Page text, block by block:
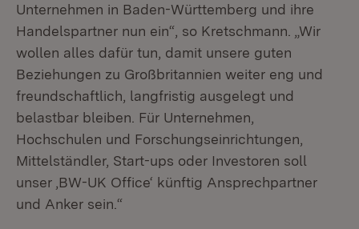
Unternehmen in Baden-Württemberg und ihre
Handelspartner nun ein“, so Kretschmann. „Wir
wollen alles dafür tun, damit unsere guten
Beziehungen zu Großbritannien weiter eng und
freundschaftlich, langfristig ausgelegt und
belastbar bleiben. Für Unternehmen,
Hochschulen und Forschungseinrichtungen,
Mittelständler, Start-ups oder Investoren soll
unser ,BW-UK Office‘ künftig Ansprechpartner
und Anker sein.“